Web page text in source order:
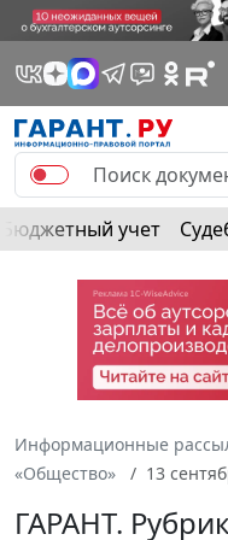
Бюджетный учет
Информационные
«Общество»
13
ГАРАНТ.